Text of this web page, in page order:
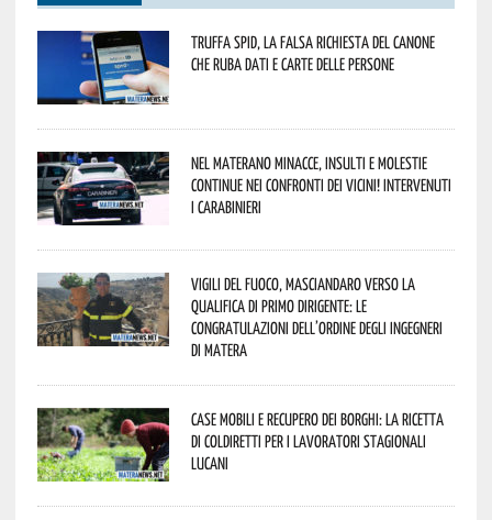
Truffa Spid, la falsa richiesta del canone
che ruba dati e carte delle persone
Nel materano minacce, insulti e molestie
continue nei confronti dei vicini! Intervenuti
i Carabinieri
Vigili del Fuoco, Masciandaro verso la
qualifica di Primo Dirigente: le
congratulazioni dell’Ordine degli Ingegneri
di Matera
Case mobili e recupero dei borghi: la ricetta
di Coldiretti per i lavoratori stagionali
lucani